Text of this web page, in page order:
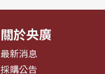
關於央廣
最新消息
採購公告